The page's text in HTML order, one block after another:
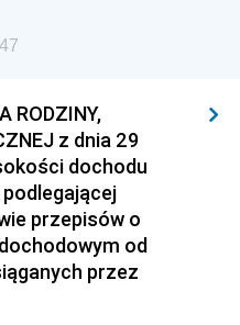
RODZINY,
z dnia 29
dochodu
przepisów o
od
przez